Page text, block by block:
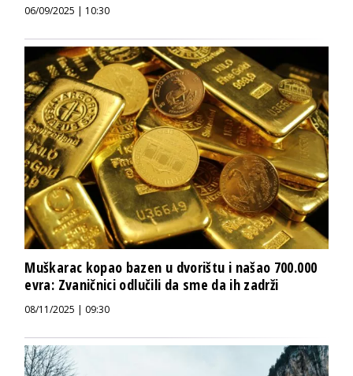
06/09/2025 | 10:30
Muškarac kopao bazen u dvorištu i našao 700.000
evra: Zvaničnici odlučili da sme da ih zadrži
08/11/2025 | 09:30